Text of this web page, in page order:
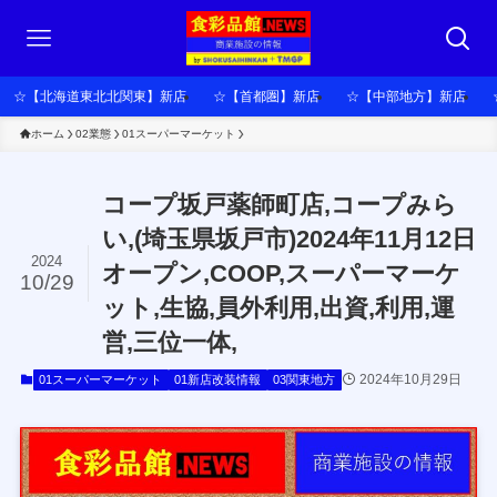
☆【北海道東北北関東】新店 ☆【首都圏】新店 ☆【中部地方】新店
ホーム 02業態 01スーパーマーケット
コープ坂戸薬師町店,コープみら
い,(埼玉県坂戸市)2024年11月12日
オープン,COOP,スーパーマーケ
ット,生協,員外利用,出資,利用,運
営,三位一体,
2024
10/29
01スーパーマーケット 01新店改装情報 03関東地方 2024年10月29日